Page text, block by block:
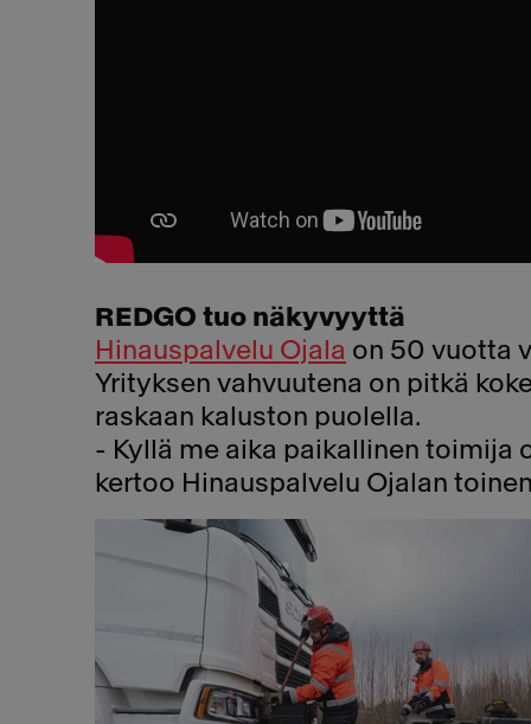
REDGO tuo näkyvyyttä
Hinauspalvelu Ojala on 50 vuotta
Yrityksen vahvuutena on pitkä
raskaan kaluston puolella.
- Kyllä me aika paikallinen toimija
kertoo Hinauspalvelu Ojalan